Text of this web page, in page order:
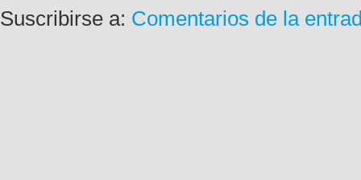
Suscribirse a: Comentarios de la